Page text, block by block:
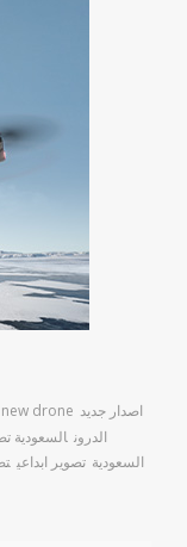
new drone اصدار جديد
الدرون السعودية
السعودية تصوير ابداعي